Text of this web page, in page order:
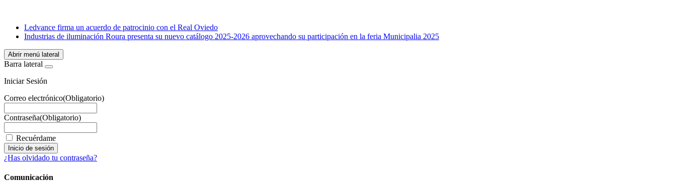
WhatsApp
Ledvance firma un acuerdo de patrocinio con el Real Oviedo
Industrias de iluminación Roura presenta su nuevo catálogo 2025-2026 aprovechando su participación en la feria Municipalia 2025
Abrir menú lateral
Barra lateral
Iniciar Sesión
Correo electrónico(Obligatorio)
Contraseña(Obligatorio)
Recuérdame
¿Has olvidado tu contraseña?
Comunicación